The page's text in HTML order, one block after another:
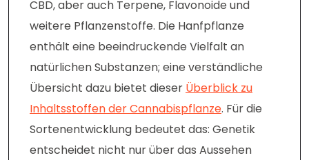
CBD, aber auch Terpene, Flavonoide und
weitere Pflanzenstoffe. Die Hanfpflanze
enthält eine beeindruckende Vielfalt an
natürlichen Substanzen; eine verständliche
Übersicht dazu bietet dieser Überblick zu
Inhaltsstoffen der Cannabispflanze. Für die
Sortenentwicklung bedeutet das: Genetik
entscheidet nicht nur über das Aussehen